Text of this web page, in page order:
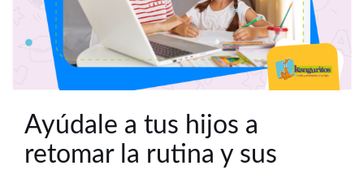
Ayúdale a tus hijos a
retomar la rutina y sus